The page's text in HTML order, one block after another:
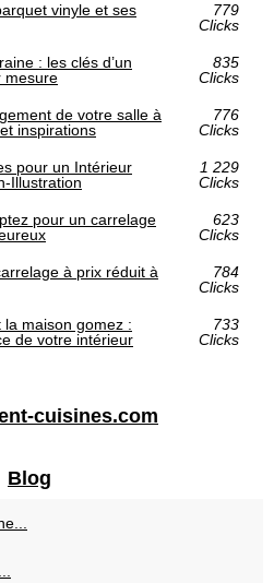
vinyle et ses
779
Clicks
: les clés d’un
mesure
835
Clicks
de votre salle à
inspirations
776
Clicks
pour un Intérieur
Illustration
1 229
Clicks
pour un carrelage
623
Clicks
à prix réduit à
784
Clicks
maison gomez :
de votre intérieur
733
Clicks
cuisines.com
Blog